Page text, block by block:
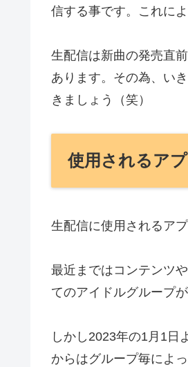
信する事です。これに
生配信は新曲の発売直
あります。その為、い
きましょう（笑）
使用されるアプ
生配信に使用されるア
最近まではコンテンツ
てのアイドルグループ
しかし2023年の1月1日
からはグループ毎によ